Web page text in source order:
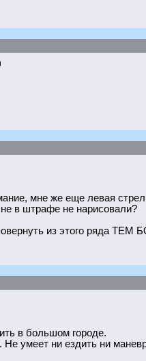
мне же еще левая
в штрафе не нарисовали?
повернуть из этого
в большом городе.
умеет ни ездить ни